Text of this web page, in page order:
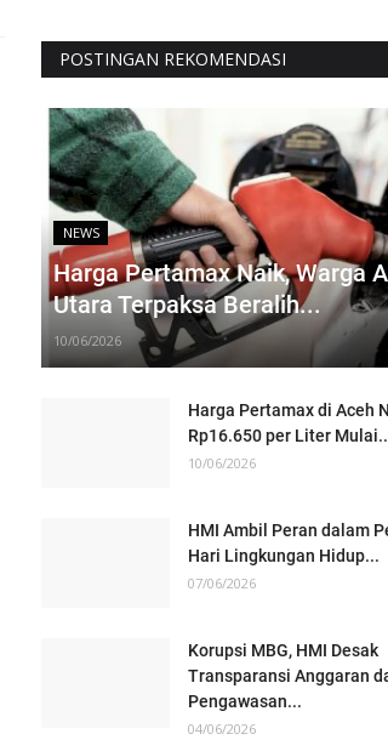
POSTINGAN REKOMENDASI
NEWS
Harga Pertamax Naik, Warga
Utara Terpaksa Beralih...
10/06/2026
Harga Pertamax di Aceh
Rp16.650 per Liter
10/06/2026
HMI Ambil Peran dalam
Hari Lingkungan Hidup...
07/06/2026
Korupsi MBG, HMI Desak
Transparansi Anggaran
Pengawasan...
04/06/2026